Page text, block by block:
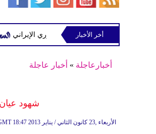
مشفرة لدعمها الحرس الثوري الإيراني
أخر الأخبار
أخبارعاجلة » أخبار عاجلة
شهود
18:47 2013 الأربعاء ,23 كانون الثاني / يناير